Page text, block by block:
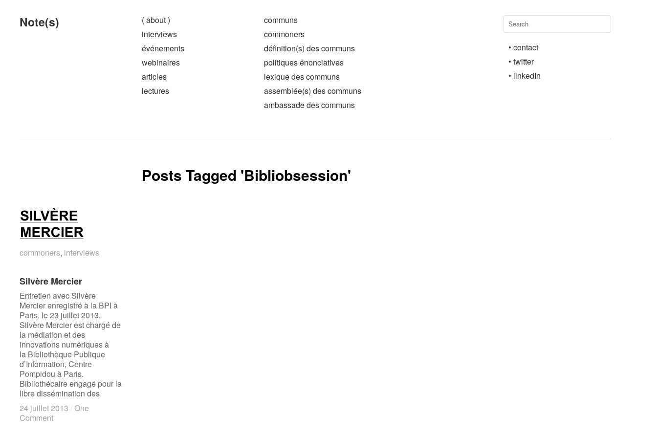
Note(s)
( about )
interviews
événements
webinaires
articles
lectures
communs
commoners
définition(s) des communs
politiques énonciatives
lexique des communs
assemblée(s) des communs
ambassade des communs
• contact
• twitter
• linkedIn
Posts Tagged 'Bibliobsession'
commoners, interviews
Silvère Mercier
Entretien avec Silvère
Mercier enregistré à la BPI à
Paris, le 23 juillet 2013.
Silvère Mercier est chargé de
la médiation et des
innovations numériques à
la Bibliothèque Publique
d’Information, Centre
Pompidou à Paris.
Bibliothécaire engagé pour la
libre dissémination des
24 juillet 2013 /One
Comment
commoners interviews
Silvère Mercier
24 juillet 2013 /One
Comment